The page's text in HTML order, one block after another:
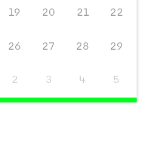
19 20 21 22
26 27 28 29
2 3 4 5